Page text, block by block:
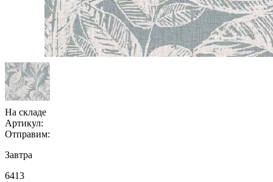
На складе
Артикул:
Отправим:
Завтра
6413